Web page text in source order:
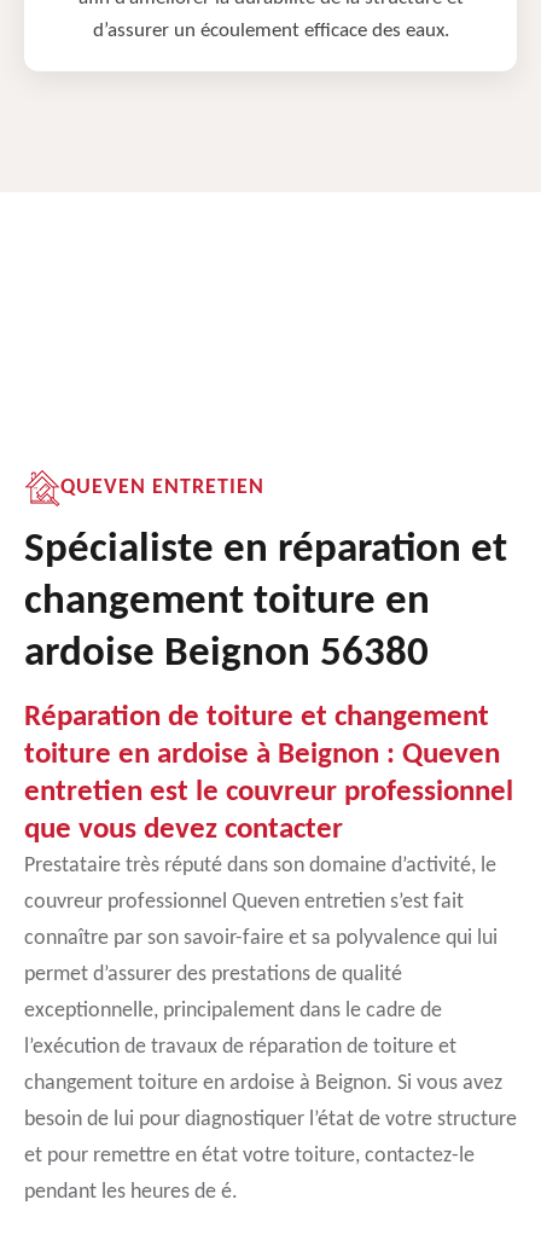
d’assurer un écoulement efficace des eaux.
QUEVEN ENTRETIEN
Spécialiste en réparation et
changement toiture en
ardoise Beignon 56380
Réparation de toiture et changement
toiture en ardoise à Beignon : Queven
entretien est le couvreur professionnel
que vous devez contacter
Prestataire très réputé dans son domaine d’activité, le
couvreur professionnel Queven entretien s’est fait
connaître par son savoir-faire et sa polyvalence qui lui
permet d’assurer des prestations de qualité
exceptionnelle, principalement dans le cadre de
l’exécution de travaux de réparation de toiture et
changement toiture en ardoise à Beignon. Si vous avez
besoin de lui pour diagnostiquer l’état de votre structure
et pour remettre en état votre toiture, contactez-le
pendant les heures de é.